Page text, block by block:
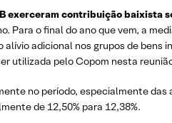
exerceram contribuição baixista
Para o final do ano que vem, a
adicional nos grupos de bens
utilizada pelo Copom nesta
no período, especialmente
de 12,50% para 12,38%.